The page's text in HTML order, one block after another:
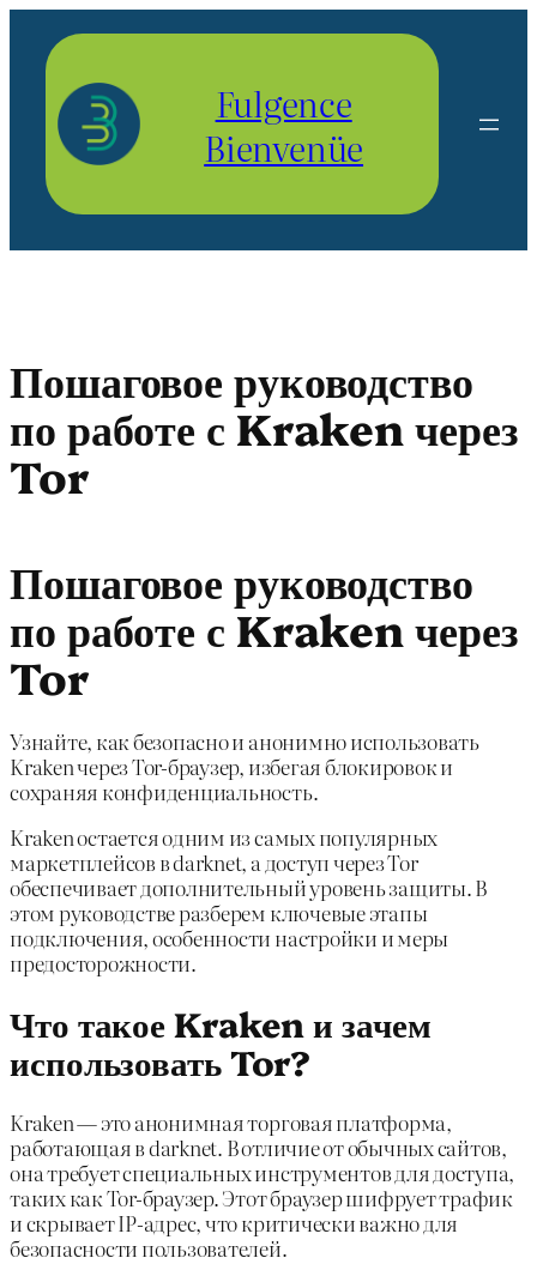
contenu
Fulgence
Bienvenüe
Пошаговое руководство
по работе с Kraken через
Tor
Пошаговое руководство
по работе с Kraken через
Tor
Узнайте, как безопасно и анонимно использовать
Kraken через Tor-браузер, избегая блокировок и
сохраняя конфиденциальность.
Kraken остается одним из самых популярных
маркетплейсов в darknet, а доступ через Tor
обеспечивает дополнительный уровень защиты. В
этом руководстве разберем ключевые этапы
подключения, особенности настройки и меры
предосторожности.
Что такое Kraken и зачем
использовать Tor?
Kraken — это анонимная торговая платформа,
работающая в darknet. В отличие от обычных сайтов,
она требует специальных инструментов для доступа,
таких как Tor-браузер. Этот браузер шифрует трафик
и скрывает IP-адрес, что критически важно для
безопасности пользователей.